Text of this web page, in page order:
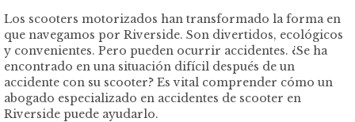
Los scooters motorizados han transformado la forma en
que navegamos por Riverside. Son divertidos, ecológicos
y convenientes. Pero pueden ocurrir accidentes. ¿Se ha
encontrado en una situación difícil después de un
accidente con su scooter? Es vital comprender cómo un
abogado especializado en accidentes de scooter en
Riverside puede ayudarlo.